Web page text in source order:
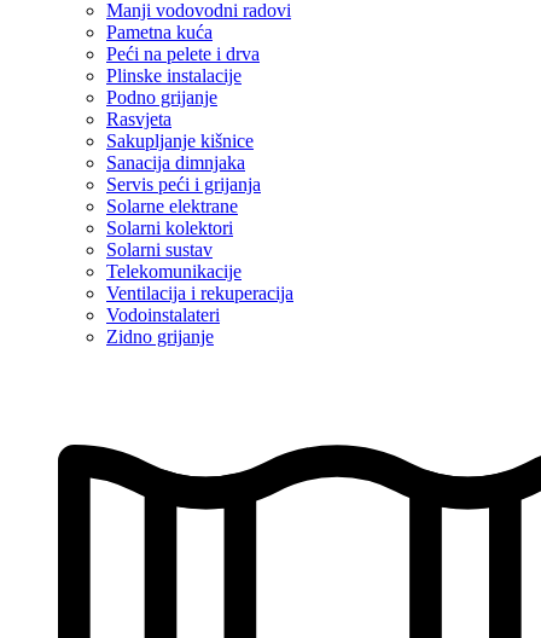
Manji vodovodni radovi
Pametna kuća
Peći na pelete i drva
Plinske instalacije
Podno grijanje
Rasvjeta
Sakupljanje kišnice
Sanacija dimnjaka
Servis peći i grijanja
Solarne elektrane
Solarni kolektori
Solarni sustav
Telekomunikacije
Ventilacija i rekuperacija
Vodoinstalateri
Zidno grijanje